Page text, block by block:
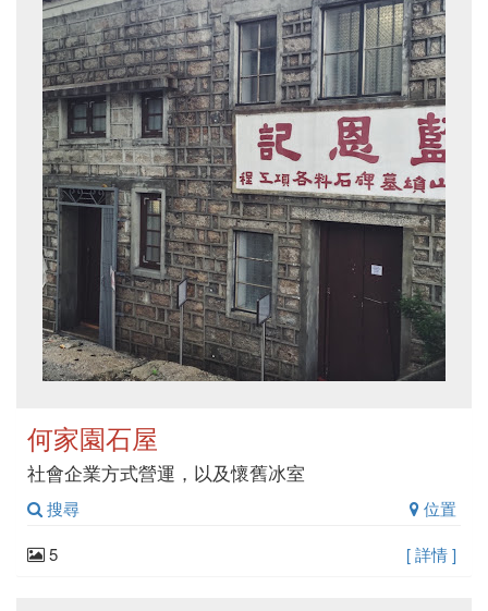
何家園石屋
社會企業方式營運，以及懷舊冰室
搜尋
位置
5
[ 詳情 ]